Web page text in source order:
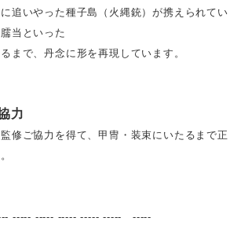
追いやった種子島（火縄銃）が携えられてい
当といった
まで、丹念に形を再現しています。
力
修ご協力を得て、甲冑・装束にいたるまで正
----- ----- ----- ----- ----- -----